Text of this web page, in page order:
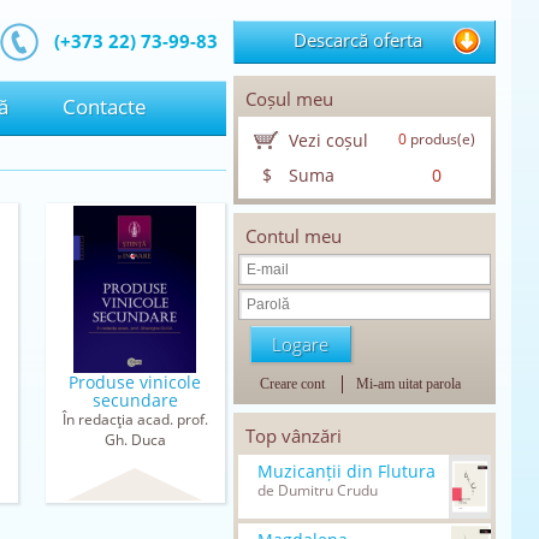
(+373 22) 73-99-83
Contacte
Produse vinicole
secundare
În redacţia acad. prof.
Gh. Duca
Descarcă oferta
Coșul meu
Vezi coșul 0produs(e)
$ Suma 0
Contul meu
Creare cont Mi-am uitat parola
Top vânzări
Muzicanții din Flutura
de Dumitru Crudu